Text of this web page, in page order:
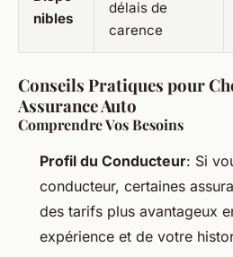
nibles
délais de
carence
Conseils Pratiques pour
Assurance Auto
Comprendre Vos Besoins
Profil du Conducteur: Si
conducteur, certaines
des tarifs plus avantageux
expérience et de votre